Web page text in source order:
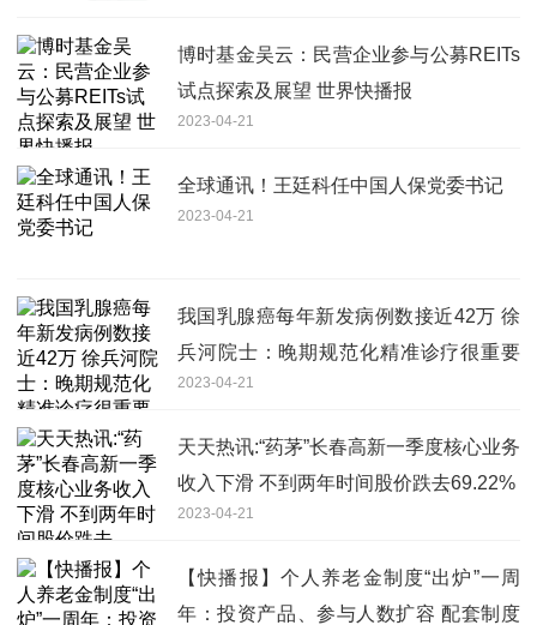
博时基金吴云：民营企业参与公募REITs
试点探索及展望 世界快播报
2023-04-21
全球通讯！王廷科任中国人保党委书记
2023-04-21
我国乳腺癌每年新发病例数接近42万 徐
兵河院士：晚期规范化精准诊疗很重要
每日速递
2023-04-21
天天热讯:“药茅”长春高新一季度核心业务
收入下滑 不到两年时间股价跌去69.22%
2023-04-21
【快播报】个人养老金制度“出炉”一周
年：投资产品、参与人数扩容 配套制度